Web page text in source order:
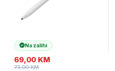
Na zalihi
69,00 KM
73,00KM